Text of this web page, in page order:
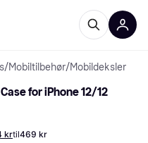
/Mobiltilbehør/Mobildeksler
for iPhone 12/12
krtil469 kr